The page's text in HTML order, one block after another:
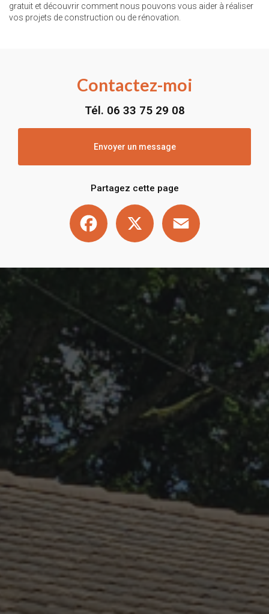
gratuit et découvrir comment nous pouvons vous aider à réaliser
vos projets de construction ou de rénovation.
Contactez-moi
Tél. 06 33 75 29 08
Envoyer un message
Partagez cette page
Facebook